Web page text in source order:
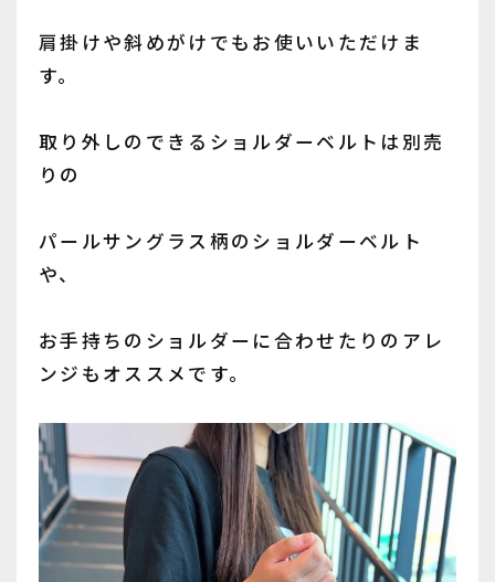
肩掛けや斜めがけでもお使いいただけま
す。
取り外しのできるショルダーベルトは別売
りの
パールサングラス柄のショルダーベルト
や、
お手持ちのショルダーに合わせたりのアレ
ンジもオススメです。